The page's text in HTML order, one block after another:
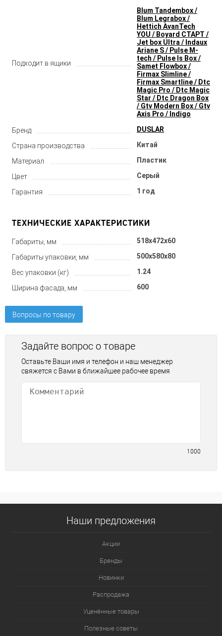
Подходит в ящики
Blum Tandembox /
Blum Legrabox /
Hettich AvanTech
YOU / Boyard СТАРТ /
Jet box Ultra / Indaux
Ariane S / Pulse M-
tech / Pulse ls Box /
Samet Flowbox /
Firmax Slimline /
Firmax Smartline / Dtc
Magic Pro / Dtc Magic
Star / Dtc Dragon Box
/ Gtv Modern Box / Gtv
Axis Pro / Indigo
Бренд DUSLAR
Страна производства Китай
Материал Пластик
Цвет Серый
Гарантия 1 год
ТЕХНИЧЕСКИЕ ХАРАКТЕРИСТИКИ
Габариты, мм 518x472x60
Габариты упаковки, мм 500x580x80
Вес упаковки (кг) 1.24
Ширина фасада, мм 600
Вопросы по товару
Задайте вопрос о товаре
Оставьте Ваши имя и телефон и наш менеджер
свяжется с Вами в ближайшее рабочее время
1000
Наши предложения
Акции
Бренды
Новинки
Распродажа
Уценённые товары
Полезные советы